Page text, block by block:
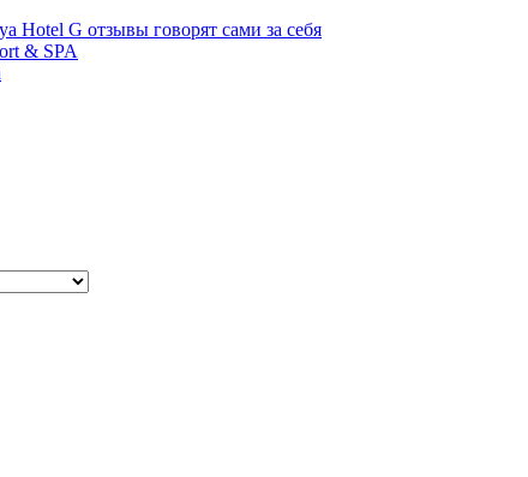
Hotel G отзывы говорят сами за себя
& SPA